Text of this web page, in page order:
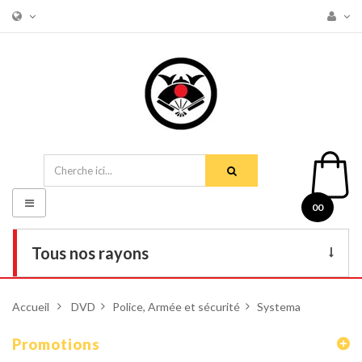
00
Tous nos rayons
Armes
Basculer
la
navigation
Accueil > DVD > Police, Armée et sécurité > Systema
Promotions